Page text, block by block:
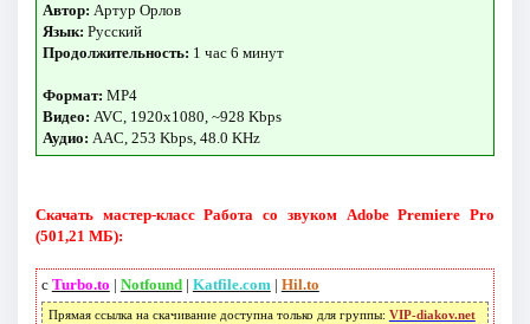
Автор: Артур Орлов
Язык: Русский
Продолжительность: 1 час 6 минут
Формат: MP4
Видео: AVC, 1920x1080, ~928 Kbps
Аудио: AAC, 253 Kbps, 48.0 KHz
Скачать мастер-класс Работа со звуком Adobe Premiere Pro
(501,21 МБ):
с Turbo.to | Notfound| Katfile.com| Hil.to
Прямая ссылка на скачивание доступна только для группы: VIP-diakov.net